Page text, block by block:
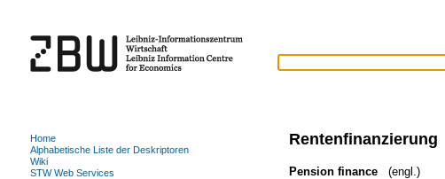
Rentenfinanzierung
Pension finance
(engl.)
Home
Alphabetische Liste der Deskriptoren
Wiki
STW Web Services